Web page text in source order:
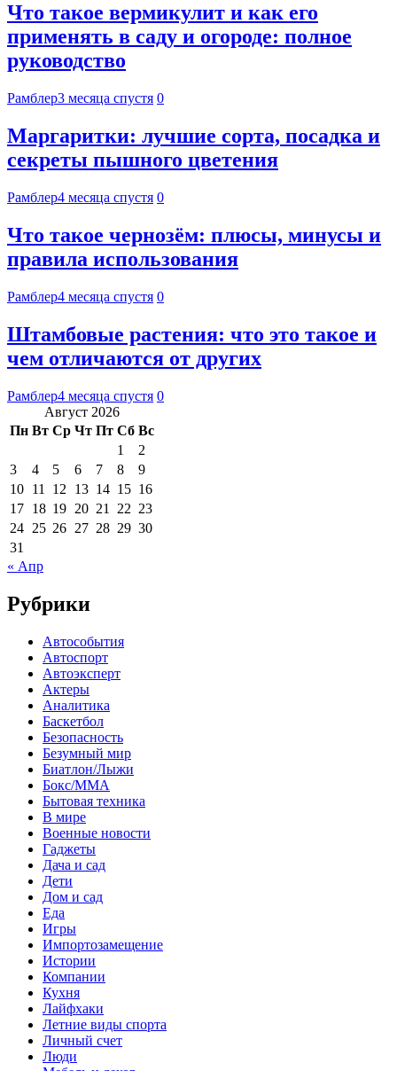
Что такое вермикулит и как его
применять в саду и огороде: полное
руководство
Рамблер3 месяца спустя 0
Маргаритки: лучшие сорта, посадка и
секреты пышного цветения
Рамблер4 месяца спустя 0
Что такое чернозём: плюсы, минусы и
правила использования
Рамблер4 месяца спустя 0
Штамбовые растения: что это такое и
чем отличаются от других
Рамблер4 месяца спустя 0
Август 2026
Пн Вт Ср Чт Пт Сб Вс
1
2
3
4 5 6 7 8
9
10 11 12 13 14 15 16
17 18 19 20 21 22 23
24 25 26 27 28 29 30
31
« Апр
Рубрики
Автособытия
Автоспорт
Автоэксперт
Актеры
Аналитика
Баскетбол
Безопасность
Безумный мир
Биатлон/Лыжи
Бокс/MMA
Бытовая техника
В мире
Военные новости
Гаджеты
Дача и сад
Дети
Дом и сад
Еда
Игры
Импортозамещение
Истории
Компании
Кухня
Лайфхаки
Летние виды спорта
Личный счет
Люди